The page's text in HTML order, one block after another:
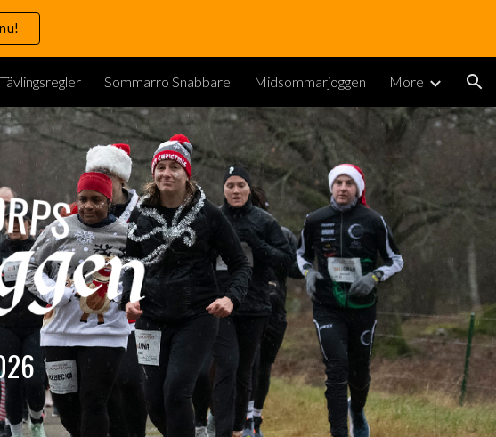
Skip to navigation
Tävlingsregler Sommarro Snabbare Midsommarjoggen More